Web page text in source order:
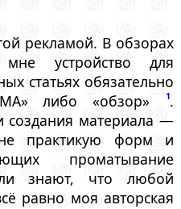
рекламой. В обзорах
устройство для
статьях обязательно
либо «обзор»
1.
создания материала —
практикую форм и
проматывание
знают, что любой
равно моя авторская